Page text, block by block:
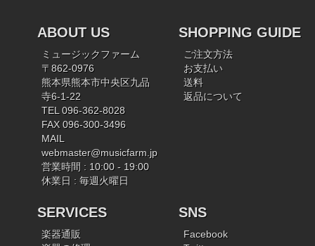
ABOUT US
ミュージックファーム
〒862-0976
熊本県熊本市中央区九品
寺6-1-22
TEL 096-362-8028
FAX 096-300-3496
MAIL
webmaster@musicfarm.jp
営業時間 : 10:00 - 19:00
休業日 : 毎週火曜日
SHOPPING GUIDE
ご注文方法
お支払い
送料
返品について
SERVICES
楽器通販
SNS
Facebook